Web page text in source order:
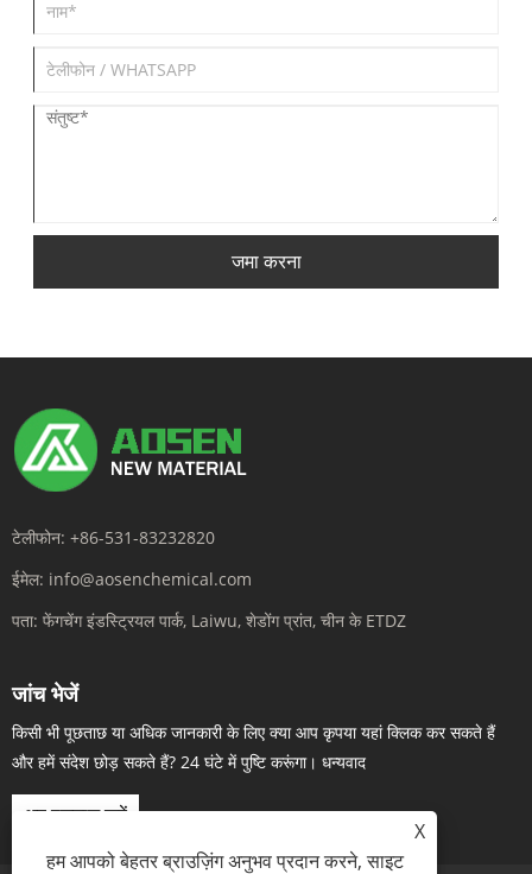
जमा करना
टेलीफोन: +86-531-83232820
ईमेल: info@aosenchemical.com
पता: फेंगचेंग इंडस्ट्रियल पार्क, Laiwu, शेडोंग प्रांत, चीन के ETDZ
जांच भेजें
किसी भी पूछताछ या अधिक जानकारी के लिए क्या आप कृपया यहां क्लिक कर सकते हैं
और हमें संदेश छोड़ सकते हैं? 24 घंटे में पुष्टि करूंगा। धन्यवाद
अब पूछताछ करें
X
हम आपको बेहतर ब्राउज़िंग अनुभव प्रदान करने, साइट